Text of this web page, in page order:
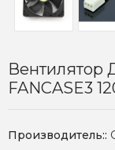
Вентилятор
FANCASE3
Производитель::